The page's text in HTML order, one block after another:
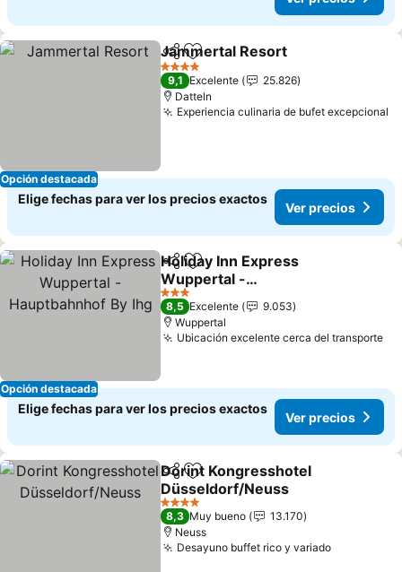
Opción destacada
CompartirAgregar a favoritos
Jammertal Resort
4 Estrellas
9,1 Excelente
25.826
Datteln
Experiencia culinaria de bufet excepcional
Elige fechas para ver los precios exactos
Ver precios
Opción destacada
CompartirAgregar a favoritos
Holiday Inn Express
Wuppertal -
Hauptbahnhof By Ihg
3 Estrellas
8,5 Excelente
9.053
Wuppertal
Ubicación excelente cerca del transporte
Elige fechas para ver los precios exactos
Ver precios
CompartirAgregar a favoritos
Dorint Kongresshotel
Düsseldorf/Neuss
4 Estrellas
8,3 Muy bueno
13.170
Neuss
Desayuno buffet rico y variado